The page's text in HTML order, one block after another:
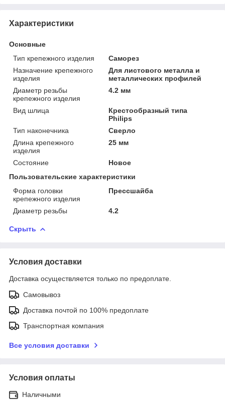
Характеристики
Основные
Тип крепежного изделия
Саморез
Назначение крепежного
изделия
Для листового металла и
металлических профилей
Диаметр резьбы
крепежного изделия
4.2 мм
Вид шлица
Крестообразный типа
Philips
Тип наконечника
Сверло
Длина крепежного
изделия
25 мм
Состояние
Новое
Пользовательские характеристики
Форма головки
крепежного изделия
Прессшайба
Диаметр резьбы 4.2
Скрыть
Условия доставки
Доставка осуществляется только по предоплате.
Самовывоз
Доставка почтой по 100% предоплате
Транспортная компания
Все условия доставки
Условия оплаты
Наличными